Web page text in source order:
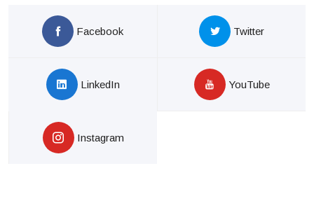
Facebook Twitter
LinkedIn YouTube
Instagram